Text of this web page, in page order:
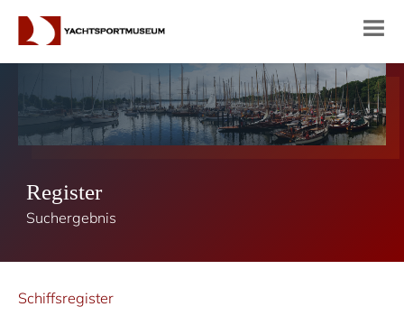
Register
Suchergebnis
Schiffsregister